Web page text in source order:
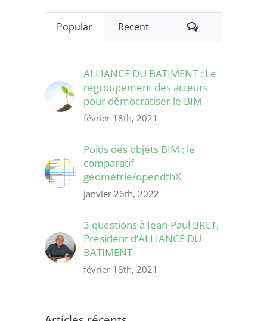
Popular Recent Comments
ALLIANCE DU BATIMENT : Le
regroupement des acteurs
pour démocratiser le BIM
février 18th, 2021
Poids des objets BIM : le
comparatif
géométrie/opendthX
janvier 26th, 2022
3 questions à Jean-Paul BRET,
Président d’ALLIANCE DU
BATIMENT
février 18th, 2021